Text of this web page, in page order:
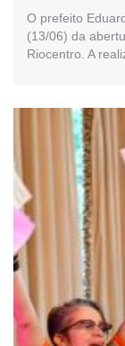
O prefeito
(13/06) da
Riocentro. A